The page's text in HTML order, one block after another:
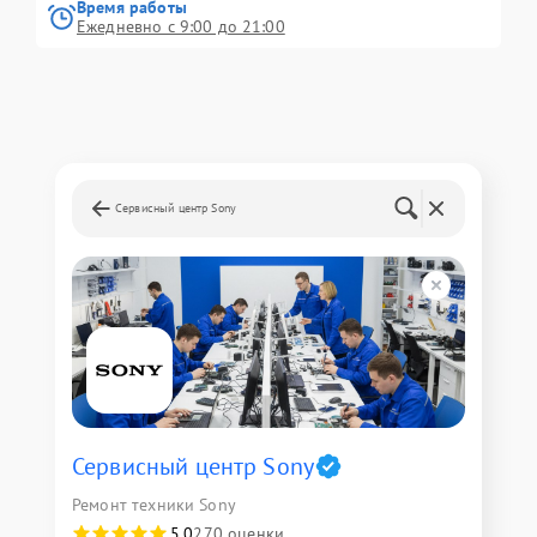
Время работы
Ежедневно с 9:00 до 21:00
Сервисный центр Sony
Сервисный центр Sony
Ремонт техники Sony